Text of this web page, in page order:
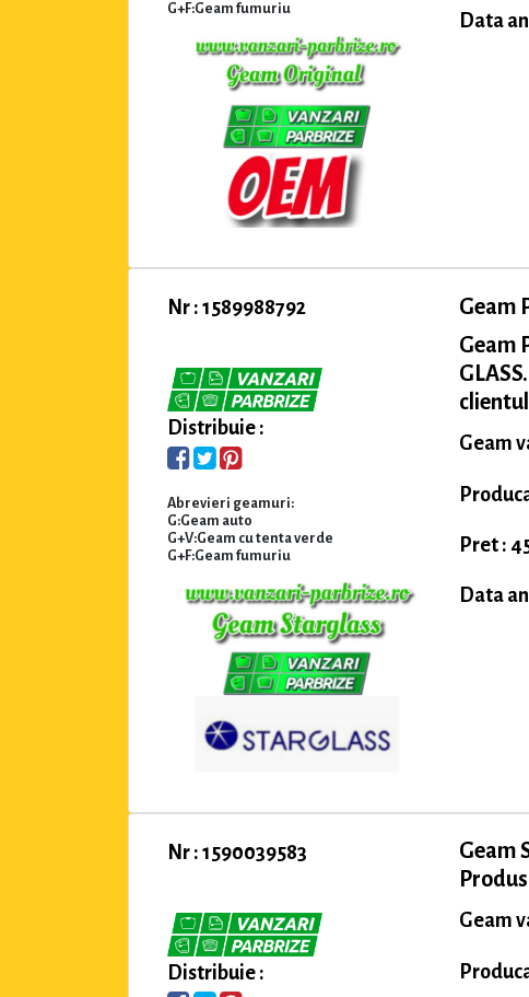
G+F:Geam fumuriu
Data
Nr : 1589988792
Distribuie :
Abrevieri geamuri:
G:Geam auto
G+V:Geam cu tenta verde
G+F:Geam fumuriu
Geam
Geam
Geam
Pret :
Data
Nr : 1590039583
Distribuie :
Geam
Geam